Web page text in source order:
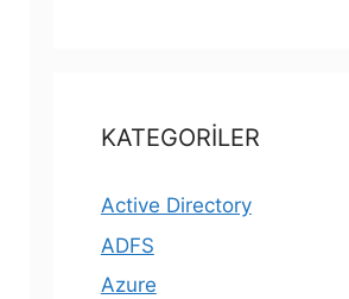
KATEGORİLER
Active Directory
ADFS
Azure